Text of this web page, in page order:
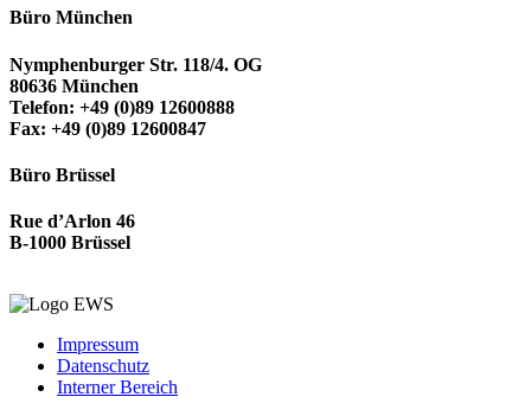
Büro München
Nymphenburger Str. 118/4. OG
80636 München
Telefon: +49 (0)89 12600888
Fax: +49 (0)89 12600847
Büro Brüssel
Rue d’Arlon 46
B-1000 Brüssel
Impressum
Datenschutz
Interner Bereich